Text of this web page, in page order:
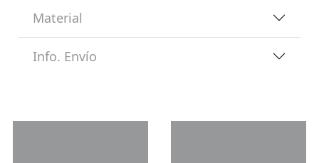
Material
Info. Envío